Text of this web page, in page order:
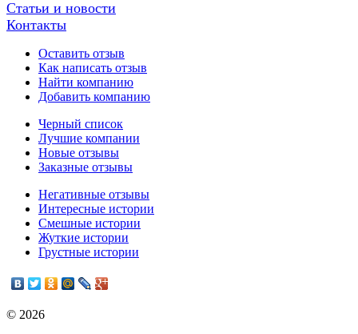
Статьи и новости
Контакты
Оставить отзыв
Как написать отзыв
Найти компанию
Добавить компанию
Черный список
Лучшие компании
Новые отзывы
Заказные отзывы
Негативные отзывы
Интересные истории
Смешные истории
Жуткие истории
Грустные истории
© 2026